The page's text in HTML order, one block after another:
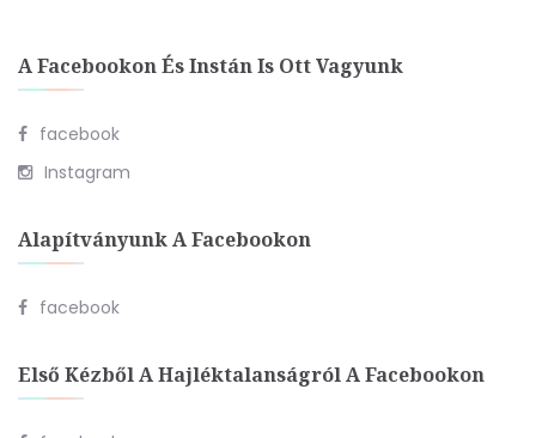
A Facebookon És Instán Is Ott Vagyunk
facebook
Instagram
Alapítványunk A Facebookon
facebook
Első Kézből A Hajléktalanságról A Facebookon